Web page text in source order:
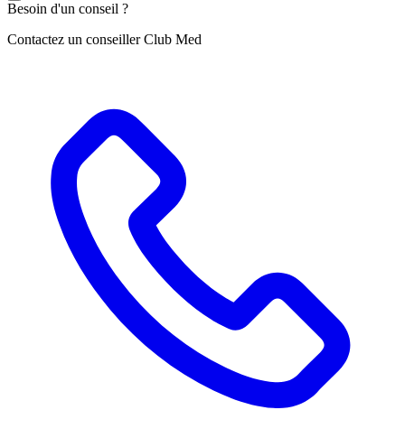
Besoin d'un conseil ?
Contactez un conseiller Club Med